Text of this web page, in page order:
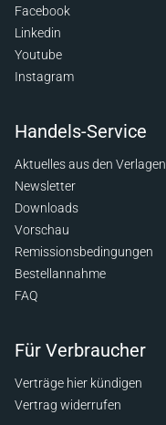
Facebook
Linkedin
Youtube
Instagram
Handels-Service
Aktuelles aus den Verlagen
Newsletter
Downloads
Vorschau
Remissionsbedingungen
Bestellannahme
FAQ
Für Verbraucher
Verträge hier kündigen
Vertrag widerrufen